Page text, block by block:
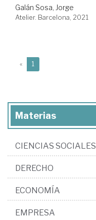
Galán Sosa, Jorge
Atelier. Barcelona, 2021
« 1
Materias
CIENCIAS SOCIALES
DERECHO
ECONOMÍA
EMPRESA